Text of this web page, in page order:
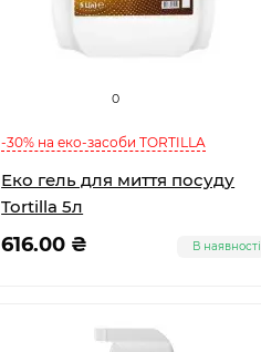
0
-30% на еко-засоби TORTILLA
Еко гель для миття посуду
Tortilla 5л
616.00 ₴ В наявності